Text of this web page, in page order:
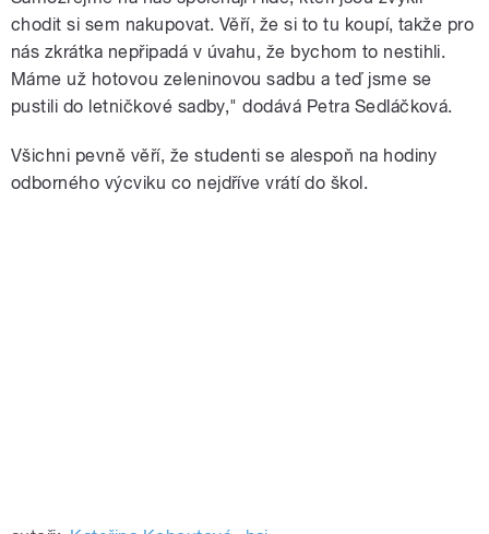
chodit si sem nakupovat. Věří, že si to tu koupí, takže pro
nás zkrátka nepřipadá v úvahu, že bychom to nestihli.
Máme už hotovou zeleninovou sadbu a teď jsme se
pustili do letničkové sadby," dodává Petra Sedláčková.
Všichni pevně věří, že studenti se alespoň na hodiny
odborného výcviku co nejdříve vrátí do škol.